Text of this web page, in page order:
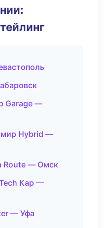
Garage —
Hybrid —
Route — Омск
Кар —
— Уфа